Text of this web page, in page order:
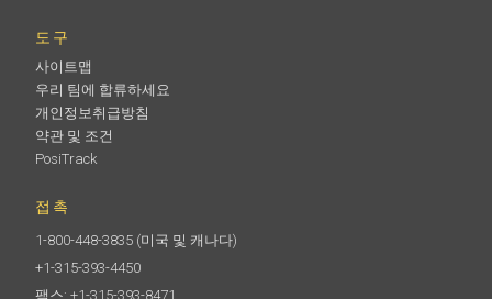
도구
사이트맵
우리 팀에 합류하세요
개인정보취급방침
약관 및 조건
PosiTrack
접촉
1-800-448-3835 (미국 및 캐나다)
+1-315-393-4450
팩스: +1-315-393-8471